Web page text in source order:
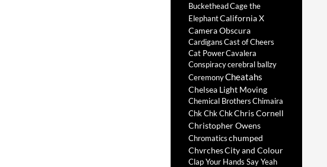
BucketheadCage the
ElephantCalifornia X
Camera Obscura
CardigansCast of Cheers
Cat PowerCavalera
Conspiracycerebral ballzy
CeremonyCheatahs
Chelsea Light Moving
Chemical BrothersChimaira
Chk Chk ChkChris Cornell
Christopher Owens
Chromaticschumped
ChvrchesCity and Colour
Clap Your Hands Say Yeah